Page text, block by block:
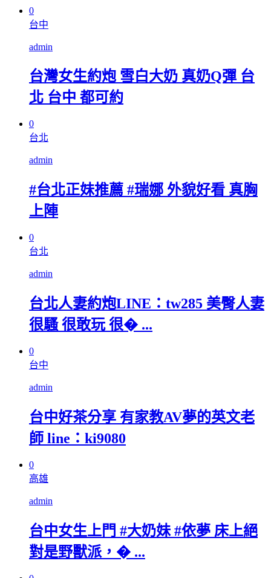
0
台中
admin
台灣女生約炮 雪白大奶 真奶Q彈 台
北 台中 都可約
0
台北
admin
#台北正妹推薦 #瑞娜 外貌好看 真胸
上陣
0
台北
admin
台北人妻約炮LINE：tw285 美臀人妻
很騷 很敢玩 很� ...
0
台中
admin
台中好茶分享 有家教AV夢的英文老
師 line：ki9080
0
高雄
admin
台中女生上門 #大奶妹 #依夢 床上絕
對是野獸派，� ...